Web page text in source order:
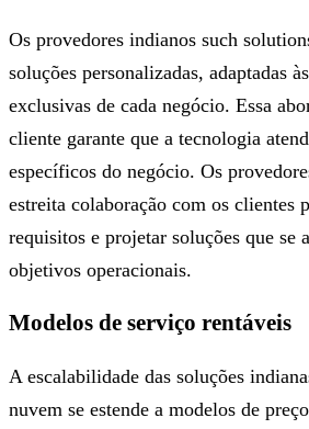
Os provedores indianos such
soluções personalizadas, adaptadas
exclusivas de cada negócio. Essa
cliente garante que a tecnologia
específicos do negócio. Os
estreita colaboração com os clientes
requisitos e projetar soluções que se
objetivos operacionais.
Modelos de serviço rentáveis ​​
A escalabilidade das soluções
nuvem se estende a modelos de